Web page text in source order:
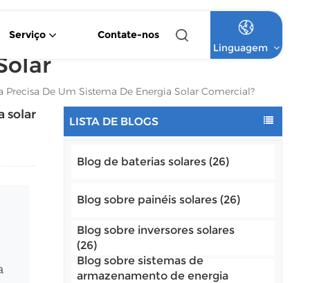
Serviço
Contate-nos
Linguagem
English
Français
Deutsch
Italiano
Русский
Español
Precisa De Um Sistema De Energia Solar Comercial?
LISTA DE BLOGS
Blog de baterias solares (26)
Blog sobre painéis solares (26)
Blog sobre inversores solares
(26)
Blog sobre sistemas de
armazenamento de energia
solar